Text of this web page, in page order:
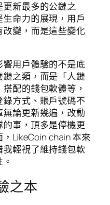
新最多的公鏈之
命力的展現，用戶
變，而是這些變化
用戶體驗的不是底
之類，而是「人鏈
配的錢包軟體等，
方式、賬戶號碼不
論更新幾遍，改動
事，頂多是停機更
LikeCoin chain 本來
輕視了維持錢包軟
之本